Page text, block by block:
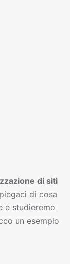
di siti
di cosa
e studieremo
un esempio